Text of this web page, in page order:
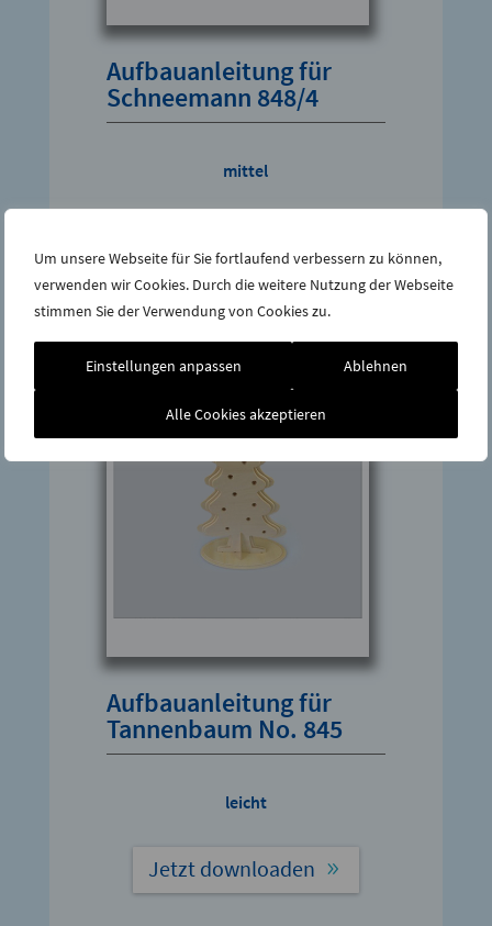
Um unsere Webseite für Sie fortlaufend verbessern zu können,
verwenden wir Cookies. Durch die weitere Nutzung der Webseite
stimmen Sie der Verwendung von Cookies zu.
Einstellungen anpassen Ablehnen
Alle Cookies akzeptieren
Aufbauanleitung für
Schneemann 848/4
mittel
Aufbauanleitung für
Tannenbaum No. 845
leicht
Jetzt downloaden